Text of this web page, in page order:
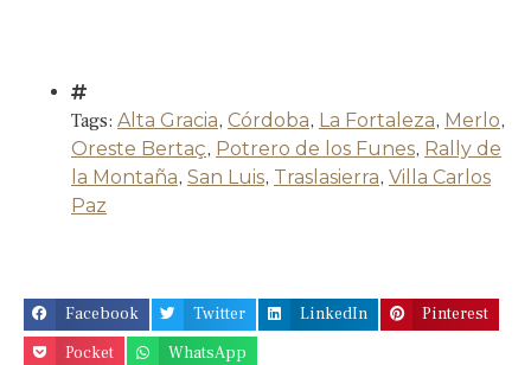
Tags: Alta Gracia, Córdoba, La Fortaleza, Merlo,
Oreste Bertaç, Potrero de los Funes, Rally de
la Montaña, San Luis, Traslasierra, Villa Carlos
Paz
Facebook Twitter LinkedIn
Pinterest
Pocket
WhatsApp